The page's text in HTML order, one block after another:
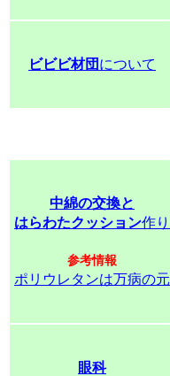
ビビビ材団 について
中綿の交換と
はらわたクッション作り
参考情報
ポリウレタンは万病の元
眼科